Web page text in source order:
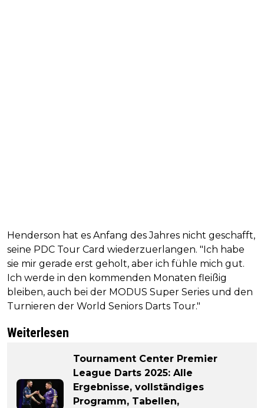
Henderson hat es Anfang des Jahres nicht geschafft,
seine PDC Tour Card wiederzuerlangen. "Ich habe
sie mir gerade erst geholt, aber ich fühle mich gut.
Ich werde in den kommenden Monaten fleißig
bleiben, auch bei der MODUS Super Series und den
Turnieren der World Seniors Darts Tour."
Weiterlesen
Tournament Center Premier
League Darts 2025: Alle
Ergebnisse, vollständiges
Programm, Tabellen,